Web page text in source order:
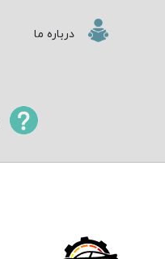
درباره ما